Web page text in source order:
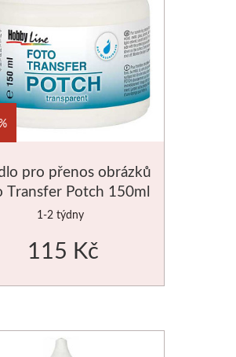
pro přenos obrázků
Transfer Potch 150ml
1-2 týdny
115 Kč